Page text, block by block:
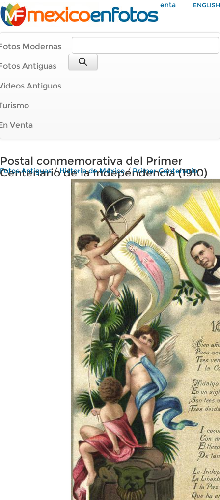
Mi Cuenta ENGLISH
Modernas
Antiguas
Antiguos
Venta
Postal conmemorativa del Primer
Centenario de la Independencia (1910)
Fotos Antiguas/Historia de México/Primer Centenario